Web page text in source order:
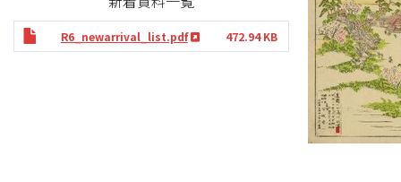
R6_newarrival_list.pdf 472.94 KB